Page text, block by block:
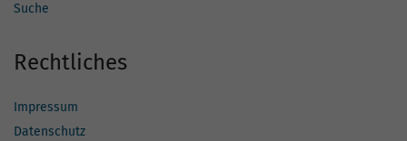
Suche
Rechtliches
Impressum
Datenschutz